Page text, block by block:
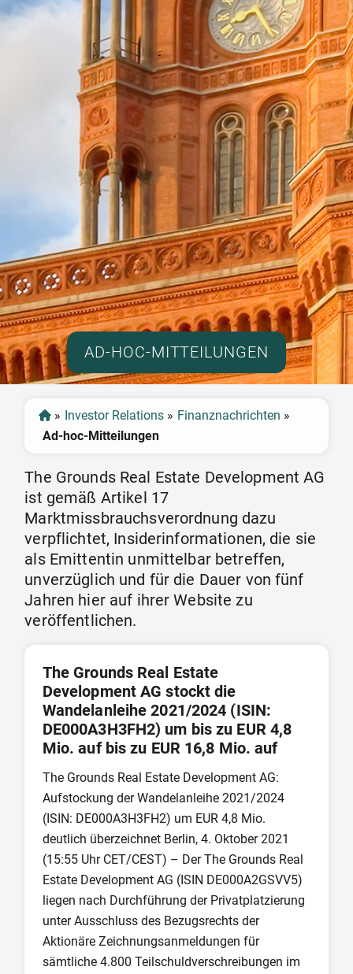
AD-HOC-MITTEILUNGEN
» Investor Relations » Finanznachrichten »
Ad-hoc-Mitteilungen
The Grounds Real Estate Development AG
ist gemäß Artikel 17
Marktmissbrauchsverordnung dazu
verpflichtet, Insiderinformationen, die sie
als Emittentin unmittelbar betreffen,
unverzüglich und für die Dauer von fünf
Jahren hier auf ihrer Website zu
veröffentlichen.
The Grounds Real Estate
Development AG stockt die
Wandelanleihe 2021/2024 (ISIN:
DE000A3H3FH2) um bis zu EUR 4,8
Mio. auf bis zu EUR 16,8 Mio. auf
The Grounds Real Estate Development AG:
Aufstockung der Wandelanleihe 2021/2024
(ISIN: DE000A3H3FH2) um EUR 4,8 Mio.
deutlich überzeichnet Berlin, 4. Oktober 2021
(15:55 Uhr CET/CEST) – Der The Grounds Real
Estate Development AG (ISIN DE000A2GSVV5)
liegen nach Durchführung der Privatplatzierung
unter Ausschluss des Bezugsrechts der
Aktionäre Zeichnungsanmeldungen für
sämtliche 4.800 Teilschuldverschreibungen im